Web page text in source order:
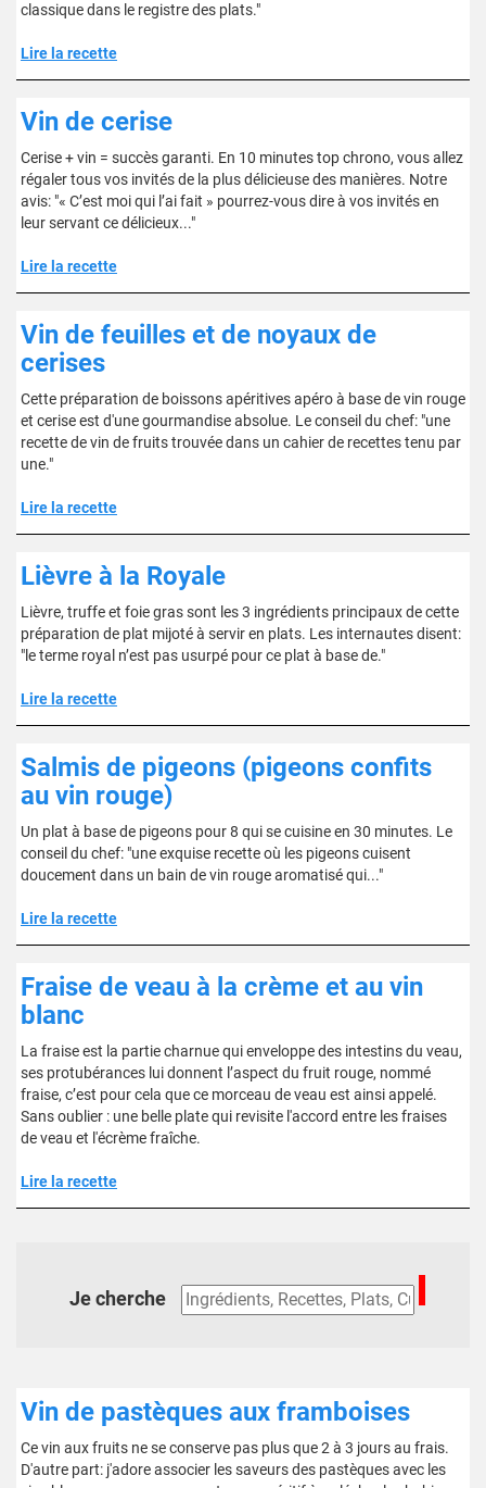
classique dans le registre des plats."
Lire la recette
Vin de cerise
Cerise + vin = succès garanti. En 10 minutes top chrono, vous allez
régaler tous vos invités de la plus délicieuse des manières. Notre
avis: "« C’est moi qui l’ai fait » pourrez-vous dire à vos invités en
leur servant ce délicieux..."
Lire la recette
Vin de feuilles et de noyaux de
cerises
Cette préparation de boissons apéritives apéro à base de vin rouge
et cerise est d'une gourmandise absolue. Le conseil du chef: "une
recette de vin de fruits trouvée dans un cahier de recettes tenu par
une."
Lire la recette
Lièvre à la Royale
Lièvre, truffe et foie gras sont les 3 ingrédients principaux de cette
préparation de plat mijoté à servir en plats. Les internautes disent:
"le terme royal n’est pas usurpé pour ce plat à base de."
Lire la recette
Salmis de pigeons (pigeons confits
au vin rouge)
Un plat à base de pigeons pour 8 qui se cuisine en 30 minutes. Le
conseil du chef: "une exquise recette où les pigeons cuisent
doucement dans un bain de vin rouge aromatisé qui..."
Lire la recette
Fraise de veau à la crème et au vin
blanc
La fraise est la partie charnue qui enveloppe des intestins du veau,
ses protubérances lui donnent l’aspect du fruit rouge, nommé
fraise, c’est pour cela que ce morceau de veau est ainsi appelé.
Sans oublier : une belle plate qui revisite l'accord entre les fraises
de veau et l'écrème fraîche.
Lire la recette
Je cherche
Vin de pastèques aux framboises
Ce vin aux fruits ne se conserve pas plus que 2 à 3 jours au frais.
D'autre part: j'adore associer les saveurs des pastèques avec les